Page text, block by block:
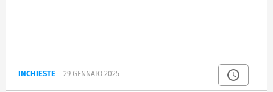
INCHIESTE 29 GENNAIO 2025